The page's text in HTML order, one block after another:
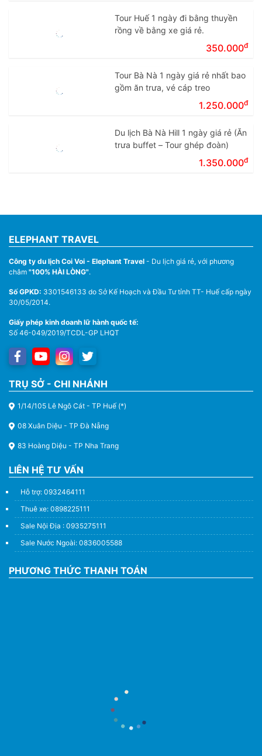
Tour Huế 1 ngày đi bằng thuyền
rồng về bằng xe giá rẻ.
350.000đ
Tour Bà Nà 1 ngày giá rẻ nhất bao
gồm ăn trưa, vé cáp treo
1.250.000đ
Du lịch Bà Nà Hill 1 ngày giá rẻ (Ăn
trưa buffet – Tour ghép đoàn)
1.350.000đ
ELEPHANT TRAVEL
Công ty du lịch Coi Voi - Elephant Travel - Du lịch giá rẻ, với phương
châm "100% HÀI LÒNG".
Số GPKD: 3301546133 do Sở Kế Hoạch và Đầu Tư tỉnh TT- Huế cấp ngày
30/05/2014.
Giấy phép kinh doanh lữ hành quốc tế:
Số 46-049/2019/TCDL-GP LHQT
TRỤ SỞ - CHI NHÁNH
1/14/105 Lê Ngô Cát - TP Huế (*)
08 Xuân Diệu - TP Đà Nẵng
83 Hoàng Diệu - TP Nha Trang
LIÊN HỆ TƯ VẤN
Hỗ trợ: 0932464111
Thuê xe: 0898225111
Sale Nội Địa : 0935275111
Sale Nước Ngoài: 0836005588
PHƯƠNG THỨC THANH TOÁN